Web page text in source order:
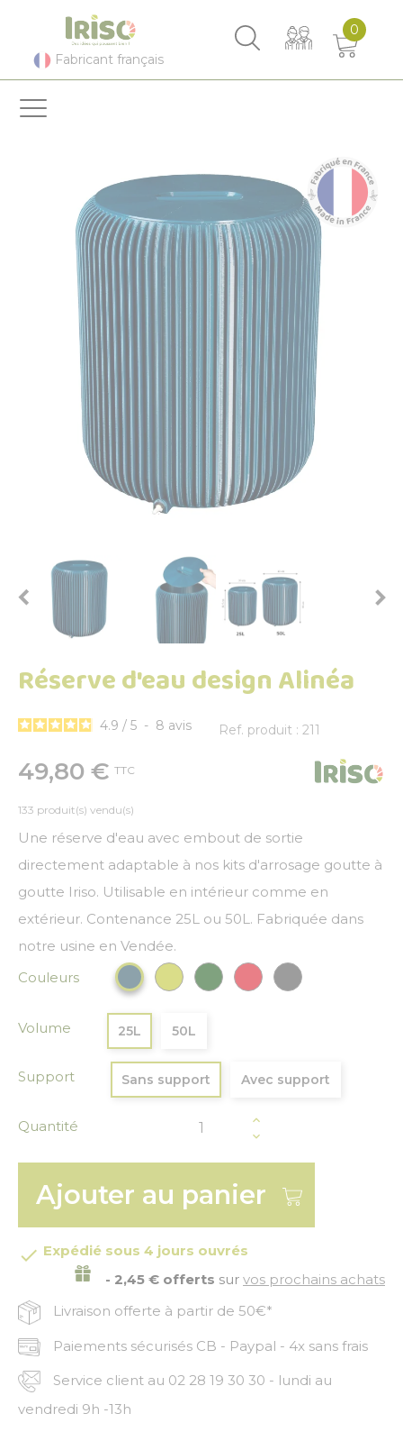
Fabricant français
0
 
Réserve d'eau design Alinéa
4.9 / 5 - 8 avis Ref. produit : 211
49,80 € TTC
133 produit(s) vendu(s)
Une réserve d'eau avec embout de sortie
directement adaptable à nos kits d'arrosage goutte à
goutte Iriso. Utilisable en intérieur comme en
extérieur. Contenance 25L ou 50L. Fabriquée dans
notre usine en Vendée.
Couleurs
Bleu paonVert anisVert FoncéRougeGris anthracite
Volume 25L 50L
Support Sans support Avec support
Quantité
Ajouter au panier
 Expédié sous 4 jours ouvrés
- 2,45 € offerts sur vos prochains achats
Livraison offerte à partir de 50€*
Paiements sécurisés CB - Paypal - 4x sans frais
Service client au 02 28 19 30 30 - lundi au
vendredi 9h -13h
Panneau de gestion des cookies